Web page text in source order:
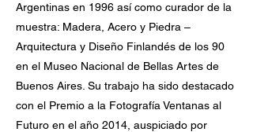
Argentinas en 1996 así como curador de la
muestra: Madera, Acero y Piedra –
Arquitectura y Diseño Finlandés de los 90
en el Museo Nacional de Bellas Artes de
Buenos Aires. Su trabajo ha sido destacado
con el Premio a la Fotografía Ventanas al
Futuro en el año 2014, auspiciado por